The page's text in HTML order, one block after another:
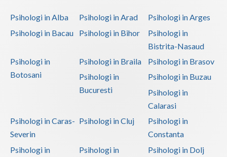
Psihologi in Alba Psihologi in Arad
Psihologi in Arges
Psihologi in Bacau
Psihologi in Bihor
Psihologi in
Bistrita-Nasaud
Psihologi in
Botosani
Psihologi in Braila
Psihologi in Brasov
Psihologi in
Bucuresti
Psihologi in Buzau
Psihologi in
Calarasi
Psihologi in Caras-
Severin
Psihologi in Cluj
Psihologi in
Constanta
Psihologi in
Psihologi in
Psihologi in Dolj